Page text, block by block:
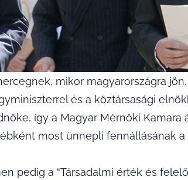
mikor magyarországra
és a köztársasági
így a Magyar Mérnöki Kamara
most ünnepli fennállásának a
pedig a “Társadalmi érték és